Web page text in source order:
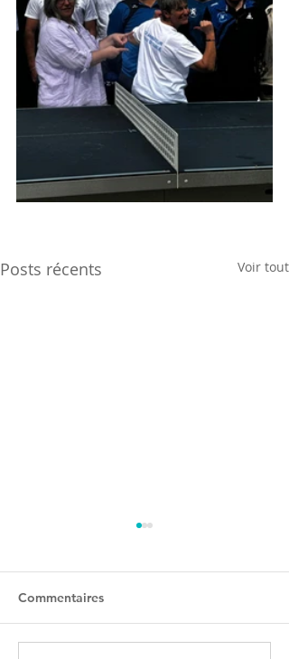
Posts récents Voir tout
Commentaires